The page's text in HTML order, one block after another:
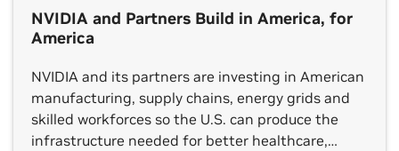
NVIDIA and Partners Build in America, for
America
NVIDIA and its partners are investing in American
manufacturing, supply chains, energy grids and
skilled workforces so the U.S. can produce the
infrastructure needed for better healthcare,